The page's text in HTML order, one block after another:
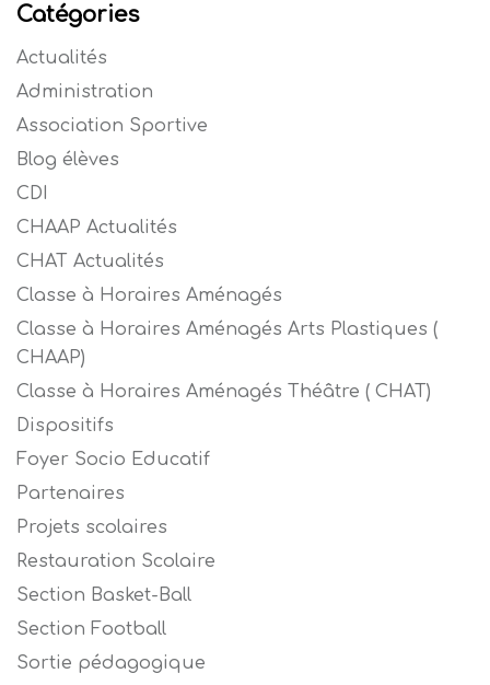
Catégories
Actualités
Administration
Association Sportive
Blog élèves
CDI
CHAAP Actualités
CHAT Actualités
Classe à Horaires Aménagés
Classe à Horaires Aménagés Arts Plastiques (
CHAAP)
Classe à Horaires Aménagés Théâtre ( CHAT)
Dispositifs
Foyer Socio Educatif
Partenaires
Projets scolaires
Restauration Scolaire
Section Basket-Ball
Section Football
Sortie pédagogique